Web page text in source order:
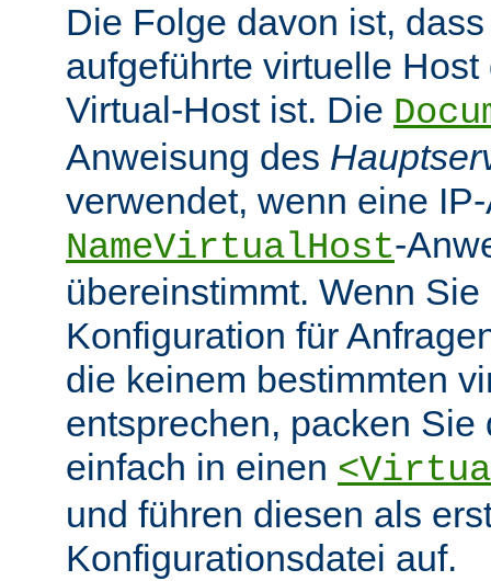
Die Folge davon ist,
aufgeführte virtuelle
Virtual-Host ist. Die
Anweisung des
verwendet, wenn eine
NameVirtualHost-
übereinstimmt. Wenn
Konfiguration für
die keinem bestimmten
entsprechen, packen
einfach in einen
und führen diesen als
Konfigurationsdatei auf.